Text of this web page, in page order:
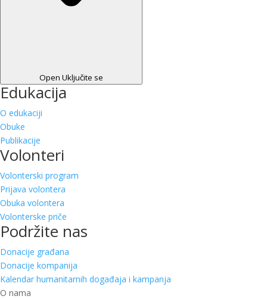
Open Uključite se
Edukacija
O edukaciji
Obuke
Publikacije
Volonteri
Volonterski program
Prijava volontera
Obuka volontera
Volonterske priče
Podržite nas
Donacije građana
Donacije kompanija
Kalendar humanitarnih događaja i kampanja
O nama